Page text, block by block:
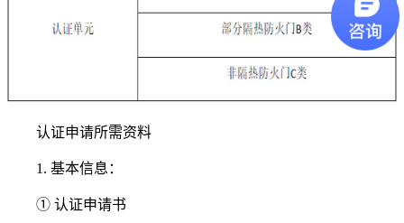
认证申请所需资料
1. 基本信息：
① 认证申请书